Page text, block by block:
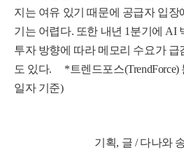
지는 여유 있기 때문에 공급자 입장
기 는 어렵다. 또한 내년 1분기에 AI
투자 방향에 따라 메모리 수요가 급
도 있다. * 트렌 드포스(TrendForce)
일자 기 준)
기획, 글 / 다나와